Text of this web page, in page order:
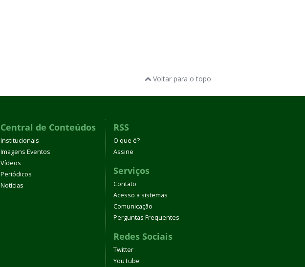
Voltar para o topo
Central de Conteúdos
Institucionais
Imagens Eventos
Vídeos
Periódicos
Notícias
RSS
O que é?
Assine
Serviços
Contato
Acesso a sistemas
Comunicação
Perguntas Frequentes
Redes Sociais
Twitter
YouTube